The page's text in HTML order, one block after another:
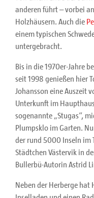
anderen führt – vorbei
Holzhäusern. Auch die
einem typischen
untergebracht.
Bis in die 1970er-Jahre
seit 1998 genießen hier
Johansson eine Auszeit
Unterkunft im
sogenannte „Stugas“,
Plumpsklo im Garten.
der rund 5000 Inseln im
Städtchen Västervik in
Bullerbü-Autorin Astrid
Neben der Herberge hat